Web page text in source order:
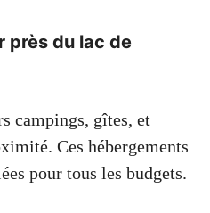
près du lac de
campings, gîtes, et
Ces hébergements
pour tous les budgets.